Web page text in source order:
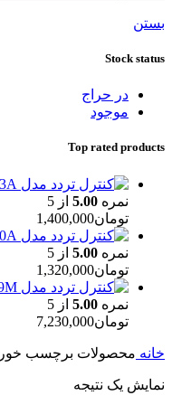
بستن
Stock status
در حراج
موجود
Top rated products
نمره 5.00 از 5
تومان1,400,000
نمره 5.00 از 5
تومان1,320,000
نمره 5.00 از 5
تومان7,230,000
خانه محصولات برچسب
نمایش یک نتیجه